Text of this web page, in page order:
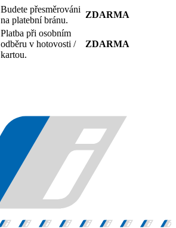
Budete přesměrováni
na platební bránu.
ZDARMA
Platba při osobním
odběru v hotovosti /
kartou.
ZDARMA